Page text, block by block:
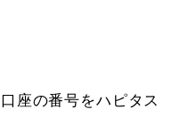
座の番号をハピタス